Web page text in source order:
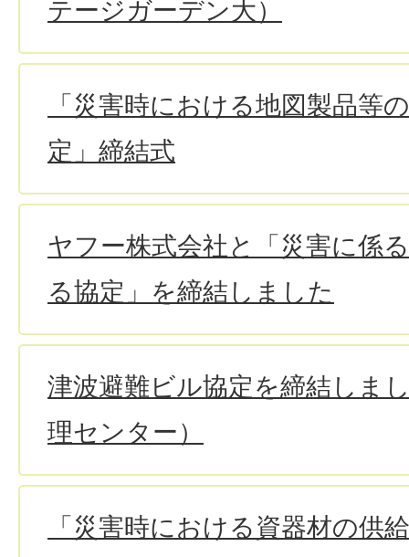
テージガーデン大）
「災害時における地図製品等
定」締結式
ヤフー株式会社と「災害に係
る協定」を締結しました
津波避難ビル協定を締結しま
理センター）
「災害時における資器材の供